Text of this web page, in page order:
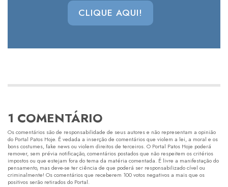
CLIQUE AQUI!
1 COMENTÁRIO
Os comentários são de responsabilidade de seus autores e não representam a opinião
do Portal Patos Hoje. É vedada a inserção de comentários que violem a lei, a moral e os
bons costumes, fake news ou violem direitos de terceiros. O Portal Patos Hoje poderá
remover, sem prévia notificação, comentários postados que não respeitem os critérios
impostos ou que estejam fora do tema da matéria comentada. É livre a manifestação do
pensamento, mas deve-se ter ciência de que poderá ser responsabilizado cível ou
criminalmente! Os comentários que receberem 100 votos negativos a mais que os
positivos serão retirados do Portal.